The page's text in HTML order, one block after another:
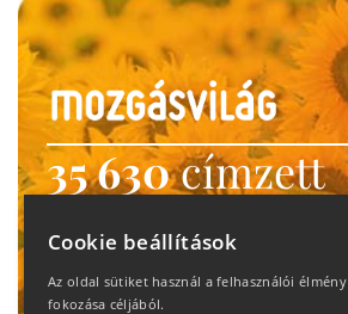
35 630címzett
heti motiváció
Ne maradj le!
Cookie beállítások
Az oldal sütiket használ a felhasználói élmény
fokozása céljából.